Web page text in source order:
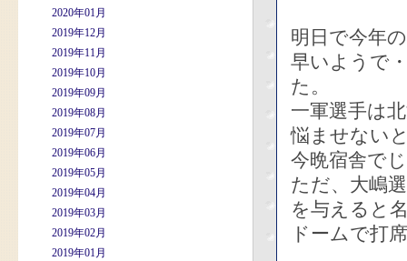
2020年01月
2019年12月
2019年11月
2019年10月
2019年09月
2019年08月
2019年07月
2019年06月
2019年05月
2019年04月
2019年03月
2019年02月
2019年01月
明日で今年
早いようで
た。
一軍選手は
悩ませない
今晩宿舎で
ただ、大嶋
を与えると
ドームで打